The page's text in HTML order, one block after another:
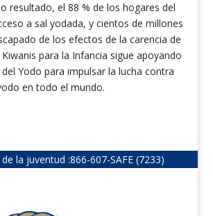
resultado, el 88 % de los hogares del
a sal yodada, y cientos de millones
de los efectos de la carencia de
para la Infancia sigue apoyando
Yodo para impulsar la lucha contra
en todo el mundo.
la juventud :866-607-SAFE (7233)